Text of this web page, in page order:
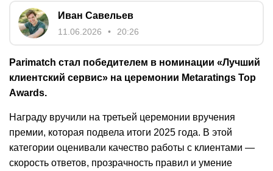
Иван Савельев
11.06.2026 20:26
Parimatch стал победителем в номинации «Лучший
клиентский сервис» на церемонии Metaratings Top
Awards.
Награду вручили на третьей церемонии вручения
премии, которая подвела итоги 2025 года. В этой
категории оценивали качество работы с клиентами —
скорость ответов, прозрачность правил и умение